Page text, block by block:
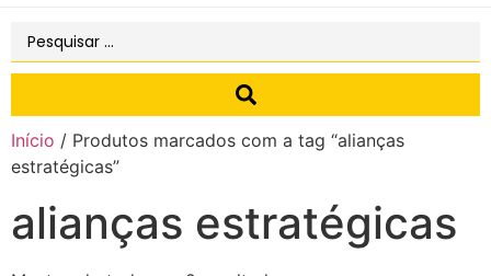
Início / Produtos marcados com a tag “alianças
estratégicas”
alianças estratégicas